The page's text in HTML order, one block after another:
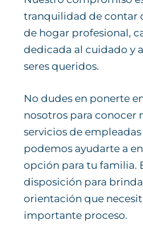
tranquilidad de contar
de hogar profesional,
dedicada al cuidado y
seres queridos.
No dudes en ponerte
nosotros para conocer
servicios de
podemos ayudarte a
opción para tu familia.
disposición para
orientación que
importante proceso.